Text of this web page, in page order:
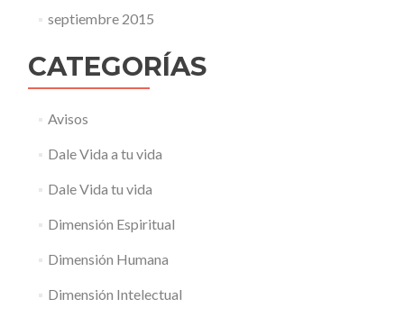
septiembre 2015
CATEGORÍAS
Avisos
Dale Vida a tu vida
Dale Vida tu vida
Dimensión Espiritual
Dimensión Humana
Dimensión Intelectual